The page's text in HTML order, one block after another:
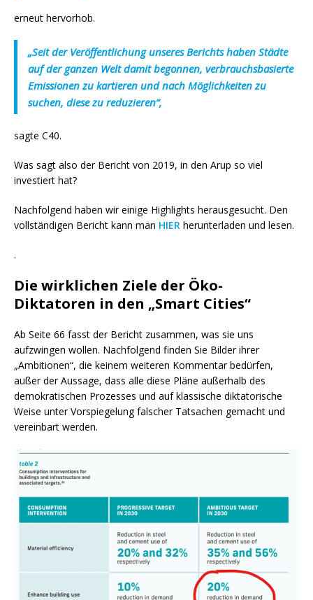
erneut hervorhob.
„Seit der Veröffentlichung unseres Berichts haben Städte
auf der ganzen Welt damit begonnen, verbrauchsbasierte
Emissionen zu kartieren und nach Möglichkeiten zu
suchen, diese zu reduzieren“,
sagte C40.
Was sagt also der Bericht von 2019, in den Arup so viel
investiert hat?
Nachfolgend haben wir einige Highlights herausgesucht. Den
vollständigen Bericht kann man HIER herunterladen und lesen.
.
Die wirklichen Ziele der Öko-
Diktatoren in den „Smart Cities“
Ab Seite 66 fasst der Bericht zusammen, was sie uns
aufzwingen wollen. Nachfolgend finden Sie Bilder ihrer
„Ambitionen“, die keinem weiteren Kommentar bedürfen,
außer der Aussage, dass alle diese Pläne außerhalb des
demokratischen Prozesses und auf klassische diktatorische
Weise unter Vorspiegelung falscher Tatsachen gemacht und
vereinbart werden.